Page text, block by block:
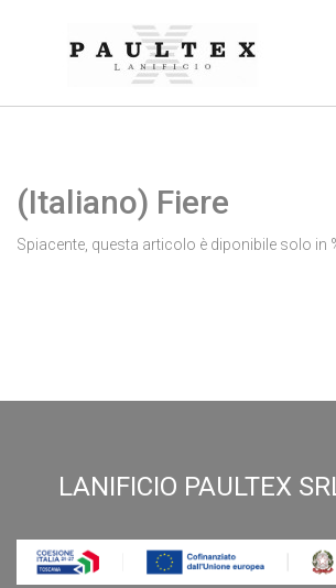
(Italiano) Fiere
Spiacente, questa articolo è diponibile solo in
LANIFICIO PAULTEX